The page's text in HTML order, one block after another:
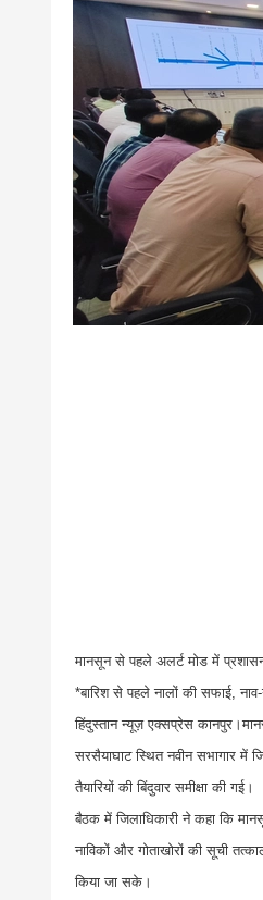
मानसून से पहले अलर्ट मोड में
*बारिश से पहले नालों की सफाई,
हिंदुस्तान न्यूज़ एक्सप्रेस
सरसैयाघाट स्थित नवीन सभागार में
तैयारियों की बिंदुवार समीक्षा की गई।
बैठक में जिलाधिकारी ने कहा कि
नाविकों और गोताखोरों की सूची
किया जा सके।